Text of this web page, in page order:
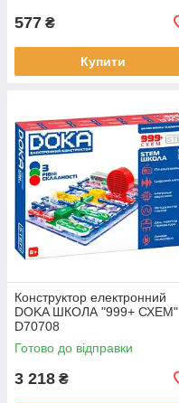
577 ₴
Купити
Конструктор електронний
DOKA ШКОЛА "999+ СХЕМ"
D70708
Готово до відправки
3 218 ₴